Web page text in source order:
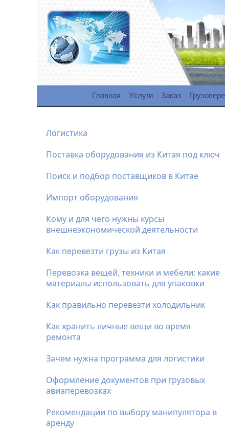
Главная Услуги Заказ
Логистика
Поставка оборудования из Китая под ключ
Поиск и подбор поставщиков в Китае
Импорт оборудования
Кому и для чего нужны курсы
внешнеэкономической деятельности
Как перевезти грузы из Китая
Перевозка вещей, техники и мебели: какие
материалы использовать для упаковки
Как правильно перевезти холодильник
Как хранить личные вещи во время
ремонта
Зачем нужна программа для логистики
Оформление документов при грузовых
авиаперевозках
Рекомендации по выбору манипулятора в
аренду